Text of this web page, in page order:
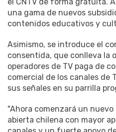
una gama de nuevos
contenidos educativos y
Asimismo, se introduce el
consentida, que conlleva la
operadores de TV paga de
comercial de los canales de
sus señales en su parrilla
"Ahora comenzará un
abierta chilena con mayor